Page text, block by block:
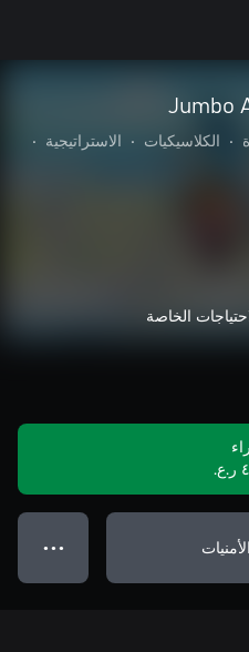
Jumbo
• الكلاسيكيات • الاستراتيجية
•
● ● ●